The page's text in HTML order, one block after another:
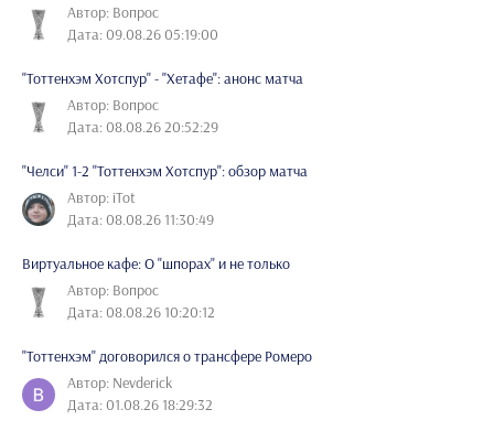
Автор: Вопрос
Дата: 09.08.26 05:19:00
"Тоттенхэм Хотспур" - "Хетафе": анонс матча
Автор: Вопрос
Дата: 08.08.26 20:52:29
"Челси" 1-2 "Тоттенхэм Хотспур": обзор матча
Автор: iTot
Дата: 08.08.26 11:30:49
Виртуальное кафе: О "шпорах" и не только
Автор: Вопрос
Дата: 08.08.26 10:20:12
"Тоттенхэм" договорился о трансфере Ромеро
Автор: Nevderick
Дата: 01.08.26 18:29:32